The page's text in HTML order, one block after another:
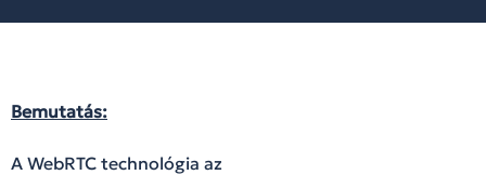
Bemutatás:
A WebRTC technológia az